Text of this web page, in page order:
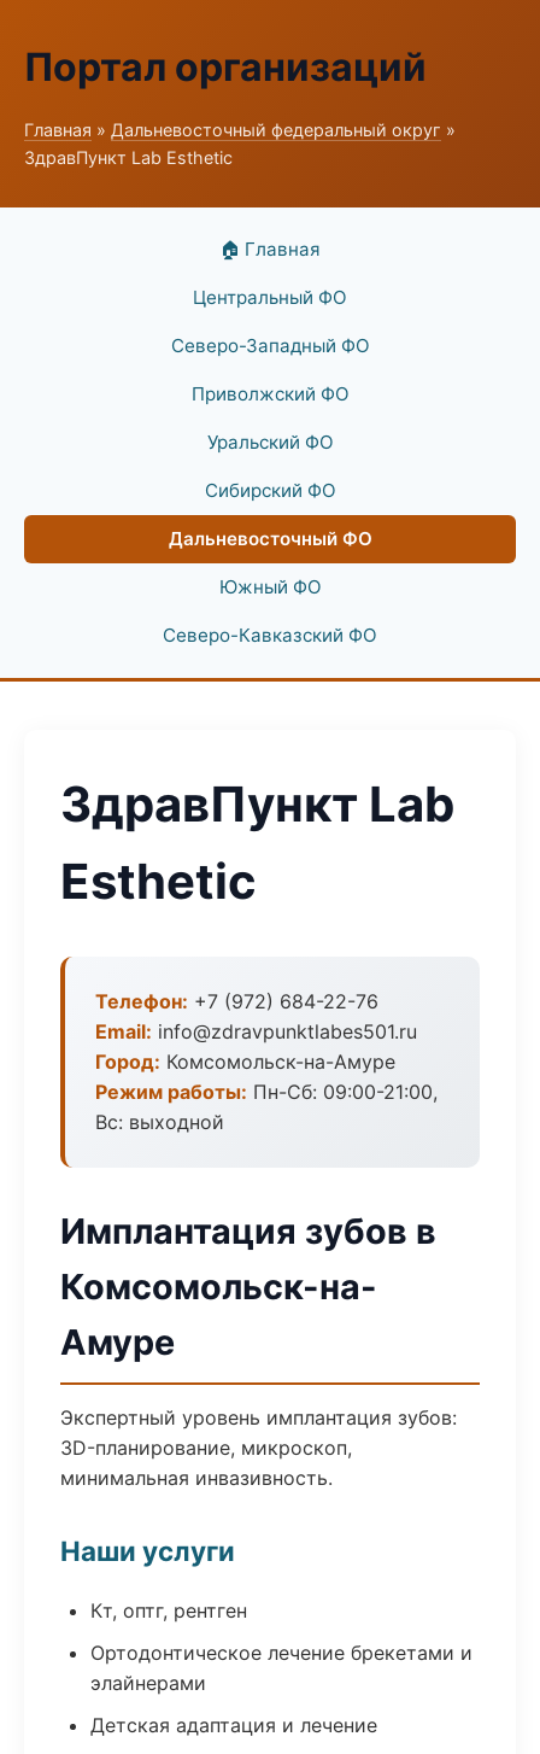
Портал организаций
Главная » Дальневосточный федеральный округ »
ЗдравПункт Lab Esthetic
🏠 Главная
Центральный ФО
Северо-Западный ФО
Приволжский ФО
Уральский ФО
Сибирский ФО
Дальневосточный ФО
Южный ФО
Северо-Кавказский ФО
ЗдравПункт Lab
Esthetic
Телефон: +7 (972) 684-22-76
Email: info@zdravpunktlabes501.ru
Город: Комсомольск-на-Амуре
Режим работы: Пн-Сб: 09:00-21:00,
Вс: выходной
Имплантация зубов в
Комсомольск-на-
Амуре
Экспертный уровень имплантация зубов:
3D-планирование, микроскоп,
минимальная инвазивность.
Наши услуги
Кт, оптг, рентген
Ортодонтическое лечение брекетами и
элайнерами
Детская адаптация и лечение